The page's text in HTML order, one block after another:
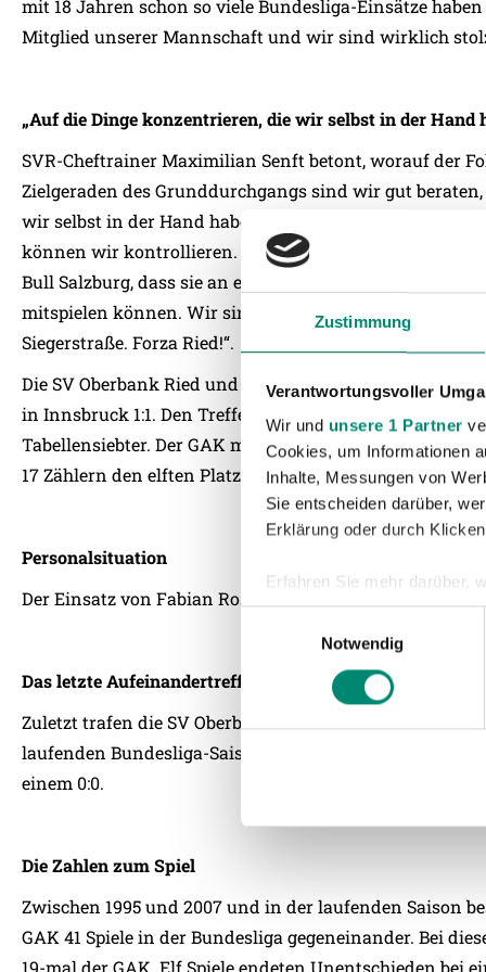
Zustimmung
Verantwortungsvoller
Wir und unsere 1 Partner
Cookies, um Informationen
Inhalte, Messungen von
Sie entscheiden darüber,
Erklärung oder durch
Erfahren Sie mehr
Einzelheitenfest.
und die Zugriffe auf unsere
Notwendig
mit 18 Jahren schon so viele Bundesliga-Einsätze
Mitglied unserer Mannschaft und wir sind wirklich
„Auf die Dinge konzentrieren, die wir selbst in der Hand
SVR-Cheftrainer Maximilian Senft betont, worauf der
Zielgeraden des Grunddurchgangs sind wir gut
wir selbst in der Hand haben. Einzig unsere Leistung
können wir kontrollieren. Der GAK zeigte in den
Bull Salzburg, dass sie an einem guten Tag mit jedem
mitspielen können. Wir sind auf jeden Fall gewarnt
Siegerstraße. Forza Ried!“.
Die SV Oberbank Ried und WSG Tirol spielten in der
in Innsbruck 1:1. Den Treffer für Ried erzielte Antonio
Tabellensiebter. Der GAK musste sich in Hartberg mit
17 Zählern den elften Platz in der Tabelle ein.
Personalsituation
Der Einsatz von Fabian Rossdorfer ist fraglich,
Das letzte Aufeinandertreffen
Zuletzt trafen die SV Oberbank Ried und der GAK am
laufenden Bundesliga-Saison in Ried aufeinander. Die
einem 0:0.
Die Zahlen zum Spiel
Zwischen 1995 und 2007 und in der laufenden Saison
GAK 41 Spiele in der Bundesliga gegeneinander. Bei
19-mal der GAK. Elf Spiele endeten Unentschieden bei